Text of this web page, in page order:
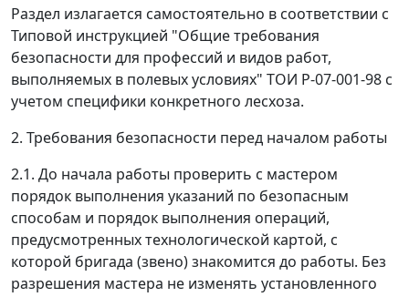
Раздел излагается самостоятельно в соответствии с
Типовой инструкцией "Общие требования
безопасности для профессий и видов работ,
выполняемых в полевых условиях" ТОИ Р-07-001-98 с
учетом специфики конкретного лесхоза.
2. Требования безопасности перед началом работы
2.1. До начала работы проверить с мастером
порядок выполнения указаний по безопасным
способам и порядок выполнения операций,
предусмотренных технологической картой, с
которой бригада (звено) знакомится до работы. Без
разрешения мастера не изменять установленного